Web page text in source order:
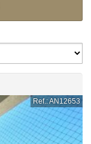
Ref.: AN12653